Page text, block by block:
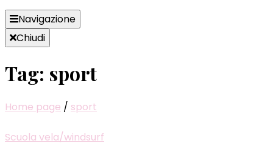
Navigazione
Chiudi
Tag: sport
Home page / sport
Scuola vela/windsurf